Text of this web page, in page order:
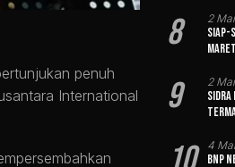
penuh
International
8 2
Siap-
9 2
Sidra
4
BNP